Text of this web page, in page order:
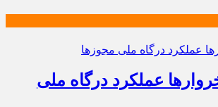
عملکرد درگاه ملی